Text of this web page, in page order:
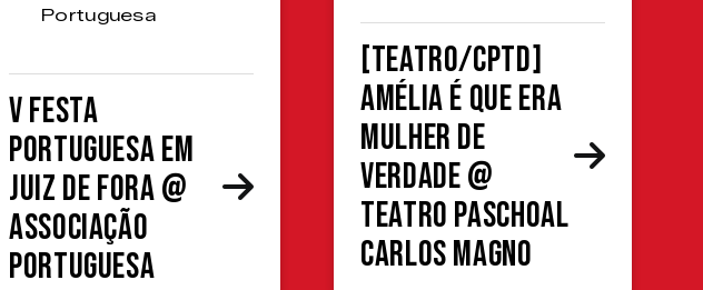
Portuguesa
V Festa
Portuguesa em
Juiz de Fora @
Associação
Portuguesa
[TEATRO/CPTD]
Amélia é que era
mulher de
verdade @
Teatro Paschoal
Carlos Magno